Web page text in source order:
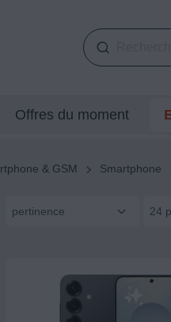
Offres du moment
& GSM Smartphone
pertinence 24